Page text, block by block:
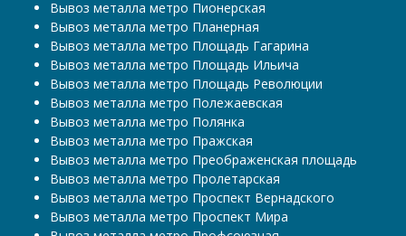
Вывоз металла метро Пионерская
Вывоз металла метро Планерная
Вывоз металла метро Площадь Гагарина
Вывоз металла метро Площадь Ильича
Вывоз металла метро Площадь Революции
Вывоз металла метро Полежаевская
Вывоз металла метро Полянка
Вывоз металла метро Пражская
Вывоз металла метро Преображенская площадь
Вывоз металла метро Пролетарская
Вывоз металла метро Проспект Вернадского
Вывоз металла метро Проспект Мира